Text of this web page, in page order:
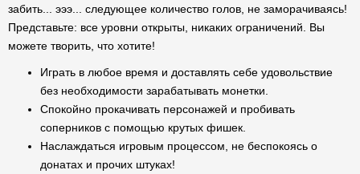
забить... эээ... следующее количество голов, не заморачиваясь!
Представьте: все уровни открыты, никаких ограничений. Вы
можете творить, что хотите!
Играть в любое время и доставлять себе удовольствие
без необходимости зарабатывать монетки.
Спокойно прокачивать персонажей и пробивать
соперников с помощью крутых фишек.
Наслаждаться игровым процессом, не беспокоясь о
донатах и прочих штуках!